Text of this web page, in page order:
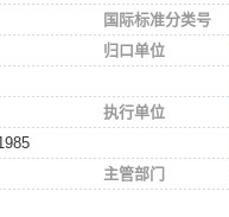
国际标准分类号
归口单位
执行单位
主管部门